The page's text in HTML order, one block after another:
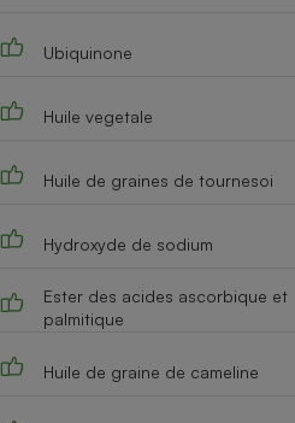
Ubiquinone
Huile vegetale
Huile de graines de tournesoi
Hydroxyde de sodium
Ester des acides ascorbique et
palmitique
Huile de graine de cameline